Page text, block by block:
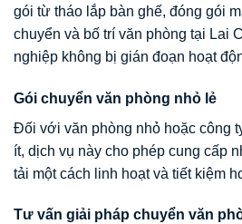
gói từ tháo lắp bàn ghế, đóng gói
chuyển và bố trí văn phòng tại Lai
nghiệp không bị gián đoạn hoạt
Gói chuyển văn phòng nhỏ lẻ
Đối với văn phòng nhỏ hoặc công
ít, dịch vụ này cho phép cung cấp
tải một cách linh hoạt và tiết kiệm
Tư vấn giải pháp chuyển văn